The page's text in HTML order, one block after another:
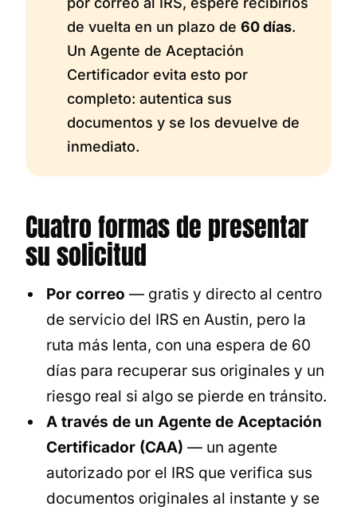
de vuelta en un plazo de 60 días.
Un Agente de Aceptación
Certificador evita esto por
completo: autentica sus
documentos y se los devuelve de
inmediato.
Cuatro formas de presentar
su solicitud
Por correo — gratis y directo al centro
de servicio del IRS en Austin, pero la
ruta más lenta, con una espera de 60
días para recuperar sus originales y un
riesgo real si algo se pierde en tránsito.
A través de un Agente de Aceptación
Certificador (CAA) — un agente
autorizado por el IRS que verifica sus
documentos originales al instante y se